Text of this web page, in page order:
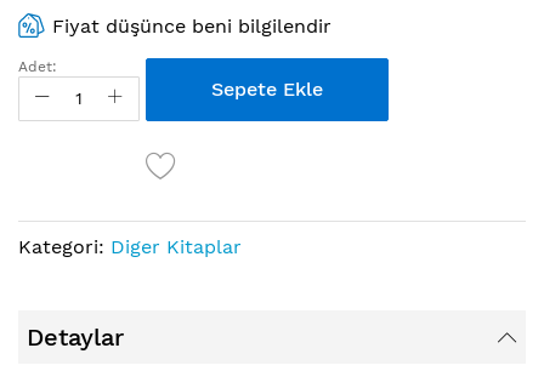
Fiyat düşünce beni bilgilendir
Adet:
Sepete Ekle
Kategori: Diger Kitaplar
Detaylar